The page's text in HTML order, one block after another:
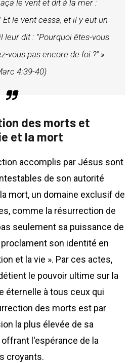
le vent et dit à la mer :
Et le vent cessa, et il y eut un
leur dit : "Pourquoi êtes-vous
vous pas encore de foi ?" »
4:39-40)
des morts et
et la mort
accomplis par Jésus sont
de son autorité
mort, un domaine exclusif de
comme la résurrection de
seulement sa puissance de
proclament son identité en
et la vie ». Par ces actes,
le pouvoir ultime sur la
éternelle à tous ceux qui
des morts est par
la plus élevée de sa
l'espérance de la
croyants.